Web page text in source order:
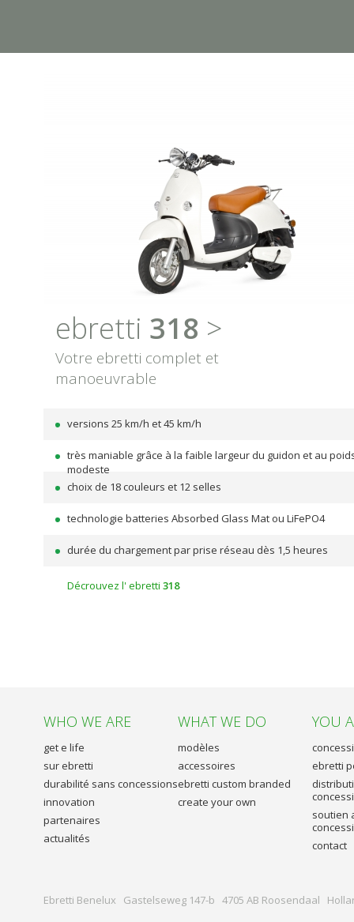
ebretti 318 >
Votre ebretti complet et
manoeuvrable
versions 25 km/h et 45 km/h
très maniable grâce à la faible largeur du guidon et au
modeste
choix de 18 couleurs et 12 selles
technologie batteries Absorbed Glass Mat ou LiFePO4
durée du chargement par prise réseau dès 1,5 heures
Décrouvez l' ebretti 318
WHO WE ARE
get e life
sur ebretti
durabilité sans concessions
innovation
partenaires
actualités
WHAT WE DO
modèles
accessoires
ebretti custom branded
create your own
YOU
ebretti
soutien
contact
Ebretti Benelux Gastelseweg 147-b 4705 AB Roosendaal